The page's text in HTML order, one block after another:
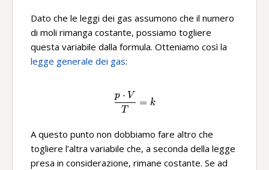
Dato che le leggi dei gas assumono che il numero
di moli rimanga costante, possiamo togliere
questa variabile dalla formula. Otteniamo così la
legge generale dei gas:
\frac{p\ ·V}{T}=k
T
p ⋅ V
= k
A questo punto non dobbiamo fare altro che
togliere l’altra variabile che, a seconda della legge
presa in considerazione, rimane costante. Se ad